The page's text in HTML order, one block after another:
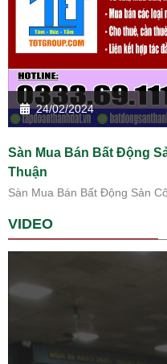
24/02/2024
Sàn Mua Bán Bất Động
Thuận
Sàn Mua Bán Bất Động Sản
VIDEO